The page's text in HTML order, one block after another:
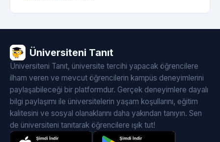
Üniversiteni Tanıt
Üniversiteni Tanıt, üniversite tercihi yapacak öğrencilere
ilham veren ve mevcut öğrencilerin kampüs deneyimlerini
paylaşabileceği bir platformdur. Gerçek deneyimlere dayalı
bilgi paylaşımı ile üniversitelerin yaşam koşullarını, eğitim
kalitesini ve sosyal olanaklarını daha yakından tanıyın. Sen
de üniversiteni tanıtarak öğrencilere ışık tut!